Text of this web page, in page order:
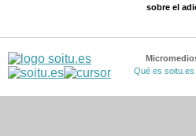
sobre el
Qué es soitu.es